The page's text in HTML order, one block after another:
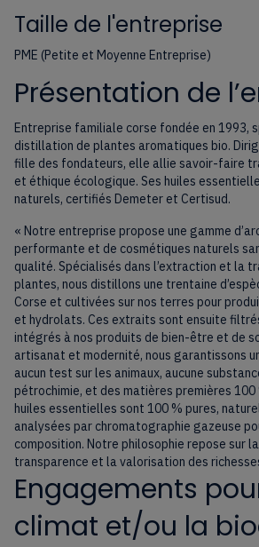
Taille de l'entreprise
PME (Petite et Moyenne Entreprise)
Présentation de
Entreprise familiale corse fondée en 1993,
distillation de plantes aromatiques bio.
fille des fondateurs, elle allie savoir-faire
et éthique écologique. Ses huiles
naturels, certifiés Demeter et Certisud.
« Notre entreprise propose une gamme
performante et de cosmétiques naturels
qualité. Spécialisés dans l’extraction et la
plantes, nous distillons une trentaine
Corse et cultivées sur nos terres pour
et hydrolats. Ces extraits sont ensuite
intégrés à nos produits de bien-être et de
artisanat et modernité, nous garantissons
aucun test sur les animaux, aucune
pétrochimie, et des matières premières 100
huiles essentielles sont 100 % pures,
analysées par chromatographie gazeuse
composition. Notre philosophie repose sur
transparence et la valorisation des
Engagements
climat et/ou la